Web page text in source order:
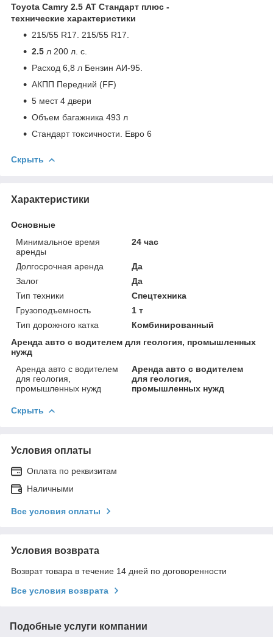
Toyota Camry 2.5 AT Стандарт плюс -
технические характеристики
215/55 R17. 215/55 R17.
2.5 л 200 л. с.
Расход 6,8 л Бензин АИ-95.
АКПП Передний (FF)
5 мест 4 двери
Объем багажника 493 л
Стандарт токсичности. Евро 6
Скрыть
Характеристики
Основные
Минимальное время
аренды
24 час
Долгосрочная аренда
Да
Залог
Да
Тип техники
Спецтехника
Грузоподъемность
1 т
Тип дорожного катка
Комбинированный
Аренда авто с водителем для геология, промышленных
нужд
Аренда авто с водителем
для геология,
промышленных нужд
Аренда авто с водителем
для геология,
промышленных нужд
Скрыть
Условия оплаты
Оплата по реквизитам
Наличными
Все условия оплаты
Условия возврата
Возврат товара в течение 14 дней по договоренности
Все условия возврата
Подобные услуги компании